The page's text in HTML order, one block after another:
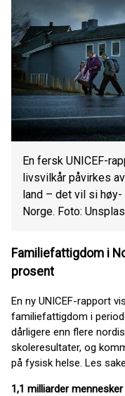
En fersk UNICEF-
livsvilkår påvirkes
land – det vil si
Norge. Foto:
Familiefattigdom i
prosent
En ny UNICEF-rapport
familiefattigdom i
dårligere enn flere
skoleresultater, og
på fysisk helse. Les
1,1 milliarder